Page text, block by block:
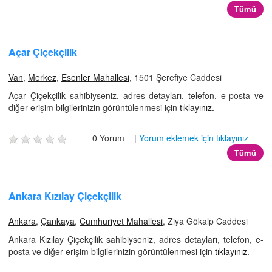
Tümü
Açar Çiçekçilik
Van, Merkez, Esenler Mahallesi, 1501 Şerefiye Caddesi
Açar Çiçekçilik sahibiyseniz, adres detayları, telefon, e-posta ve
diğer erişim bilgilerinizin görüntülenmesi için tıklayınız.
0 Yorum | Yorum eklemek için tıklayınız
Tümü
Ankara Kızılay Çiçekçilik
Ankara, Çankaya, Cumhuriyet Mahallesi, Ziya Gökalp Caddesi
Ankara Kızılay Çiçekçilik sahibiyseniz, adres detayları, telefon, e-
posta ve diğer erişim bilgilerinizin görüntülenmesi için tıklayınız.